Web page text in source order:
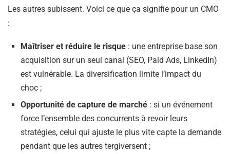
Les autres subissent. Voici ce que ça signifie pour un CMO
:
Maîtriser et réduire le risque : une entreprise base son
acquisition sur un seul canal (SEO, Paid Ads, LinkedIn)
est vulnérable. La diversification limite l’impact du
choc ;
Opportunité de capture de marché : si un événement
force l’ensemble des concurrents à revoir leurs
stratégies, celui qui ajuste le plus vite capte la demande
pendant que les autres tergiversent ;